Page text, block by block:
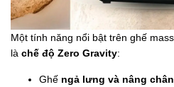
Một tính năng nổi bật trên ghế
là chế độ Zero Gravity:
Ghế ngả lưng và nâng chân